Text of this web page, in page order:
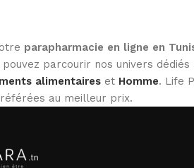
parapharmacie en ligne en
parcourir nos univers dédiés
alimentaires et Homme. Life
au meilleur prix.